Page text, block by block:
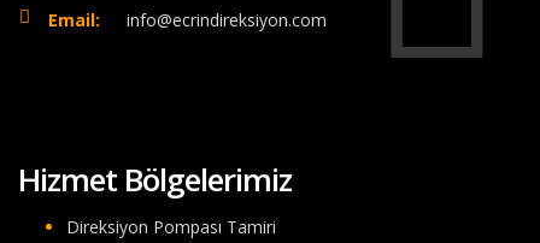
Email:
info@ecrindireksiyon.com
Hizmet Bölgelerimiz
Direksiyon Pompası Tamiri